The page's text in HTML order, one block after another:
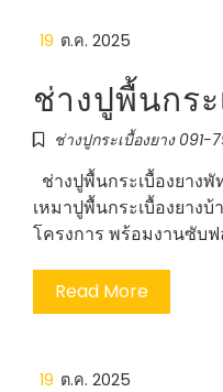
19 ต.ค. 2025
ช่างปูพื้นกร
ช่างปูกระเบื้องยาง
ช่างปูพื้นกระเบื้องยาง
เหมาปูพื้นกระเบื้องยาง
โครงการ พร้อมงานซับ
Read More
19 ต.ค. 2025